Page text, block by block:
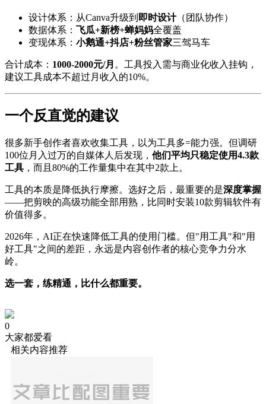
设计体系：从Canva升级到 即时设计（团队协作）
数据体系： 飞瓜+新榜+蝉妈妈全覆盖
变现体系： 小鹅通+抖店+粉丝管家三驾马车
合计成本： 1000-2000元/月 。工具投入需与商业化收入挂钩，
建议工具成本不超过月收入的10%。
一个反直觉的建议
很多新手创作者喜欢收集工具，以为工具多=能力强。但调研
100位月入过万的自媒体人后发现， 他们平均只稳定使用4.3款
工具 ，而且80%的工作量集中在其中2款上。
工具的本质是降低执行摩擦。选好之后，最重要的是深度掌握
——把剪映的高级功能全部用熟，比同时安装10款剪辑软件有
价值得多。
2026年，AI正在快速降低工具的使用门槛。但"用工具"和"用
好工具"之间的差距，永远是内容创作者的核心竞争力分水
岭。
选一套，练精通，比什么都重要。
0
大家都爱看
相关内容推荐